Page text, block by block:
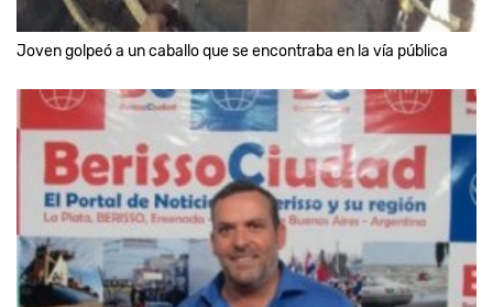
Joven golpeó a un caballo que se encontraba en la vía pública